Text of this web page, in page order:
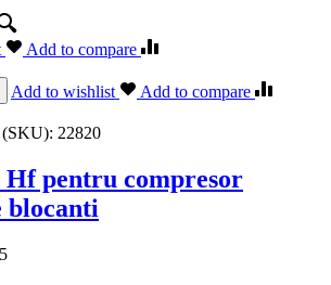
Add to compare
Add to wishlist Add to compare
(SKU): 22820
Hf pentru compresor
blocanti